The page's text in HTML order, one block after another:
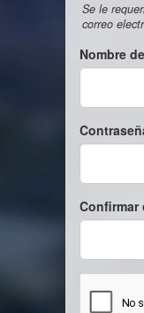
Se le
correo
Nombre
Confirmar